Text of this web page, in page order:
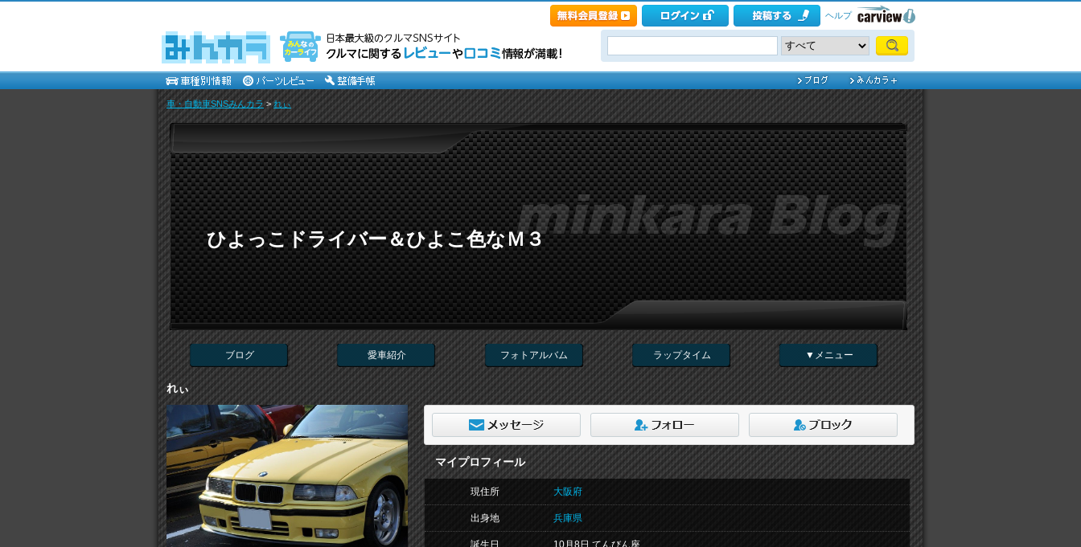
ヘルプ
車・自動車SNSみんカラ>れぃ
ひよっこドライバー＆ひよこ色なＭ３
ブログ 愛車紹介 フォトアルバム ラップタイム ▼メニュー
れぃ
マイプロフィール
現住所 大阪府
出身地 兵庫県
誕生日 10月8日 てんびん座